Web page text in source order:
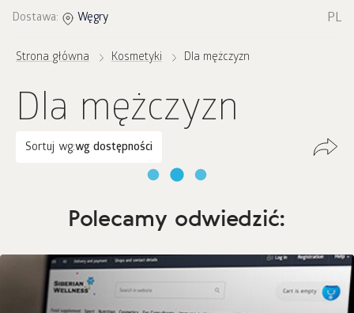
Dostawa: Węgry PL
Strona główna Kosmetyki Dla mężczyzn
Dla mężczyzn
Sortuj wg:wg dostępności
Polecamy odwiedzić: